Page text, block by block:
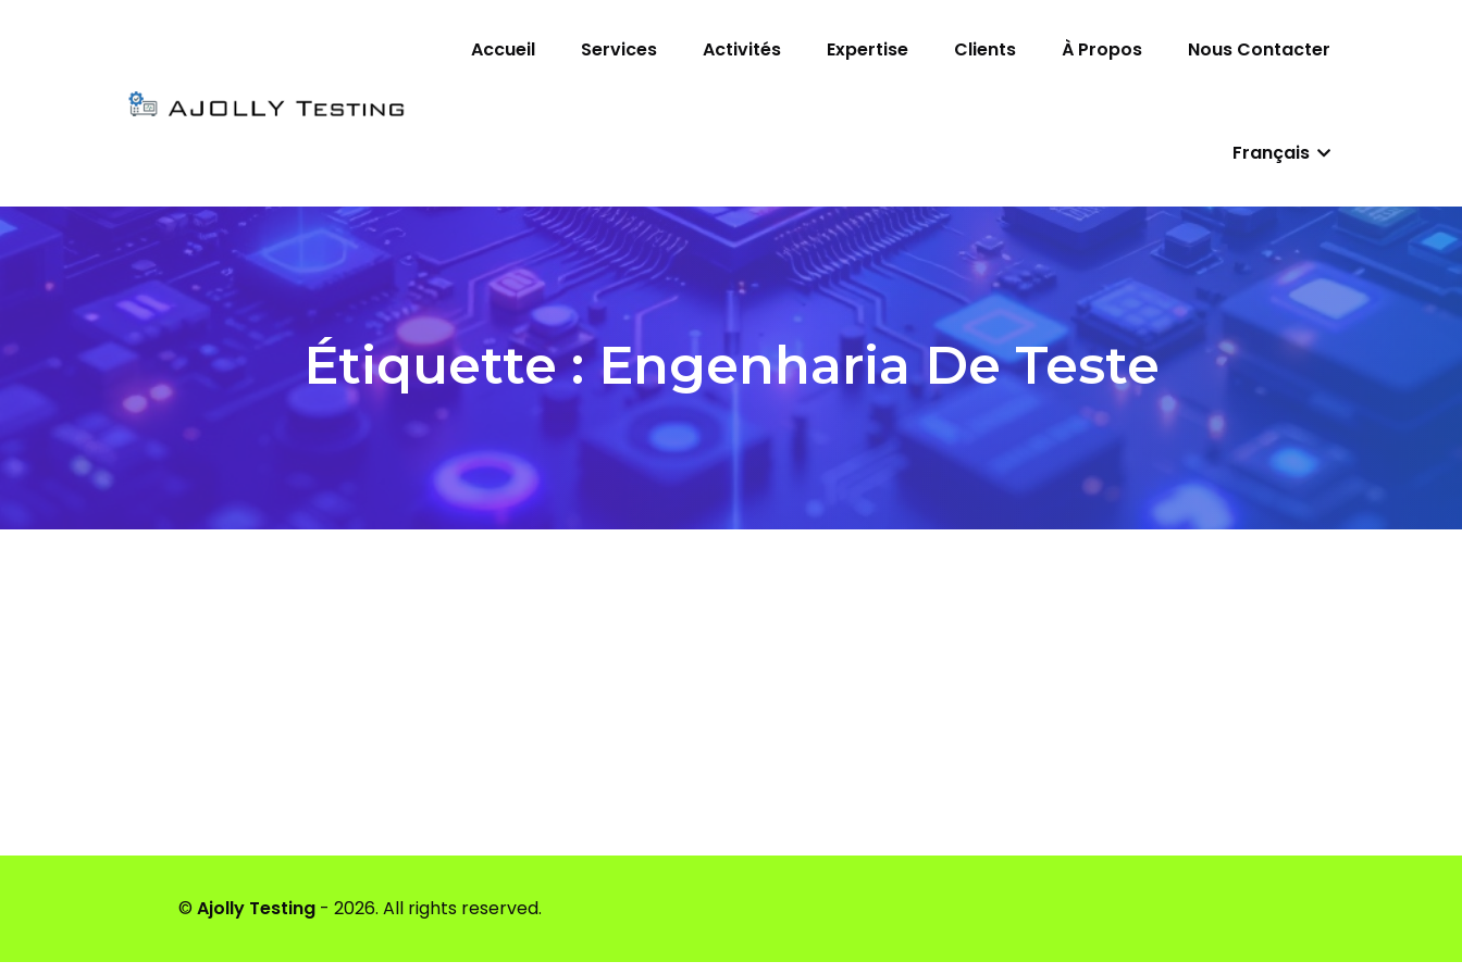
Accueil Services Activités Expertise Clients À Propos Nous Contacter
Français
Étiquette :Engenharia De Teste
© Ajolly Testing - 2026. All rights reserved.